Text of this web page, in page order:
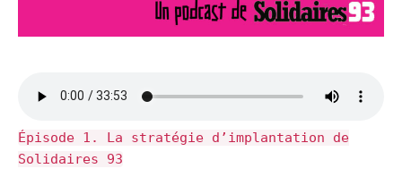
Épisode 1. La stratégie d’implantation de
Solidaires 93